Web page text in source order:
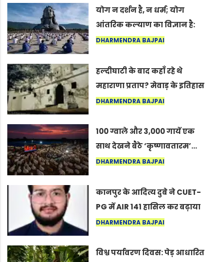
योग न दर्शन है, न धर्म; योग
आंतरिक कल्याण का विज्ञान है:
अंतरराष्ट्रीय योग दिवस 2026 पर
DHARMENDRA BAJPAI
हल्दीघाटी के बाद कहाँ रहे थे
महाराणा प्रताप? मेवाड़ के इतिहास
का वह अनकहा अध्याय जो आज भी
DHARMENDRA BAJPAI
100 ग्वाले और 3,000 गायें एक
साथ देखने बैठे ‘कृष्णावतारम’…
नागपुर में दिखा ऐसा नज़ारा कि
कर सकते हैं”
DHARMENDRA BAJPAI
कानपुर के आदित्य दुबे ने CUET-
PG में AIR 141 हासिल कर बढ़ाया
शहर का मान
DHARMENDRA BAJPAI
विश्व पर्यावरण दिवस: पेड़ आधारित